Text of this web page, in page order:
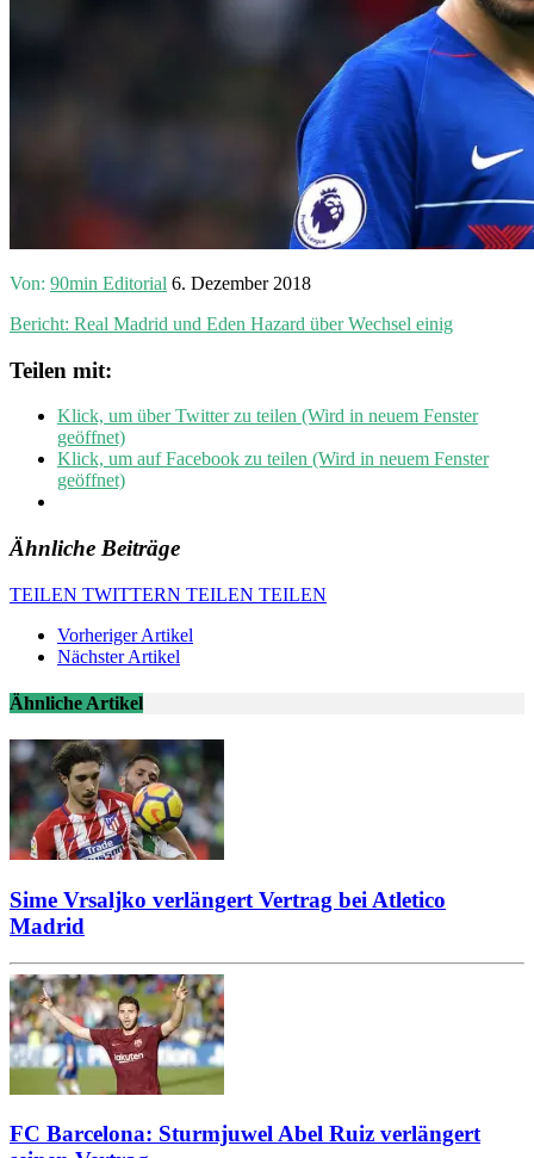
Von: 90min Editorial 6. Dezember 2018
Bericht: Real Madrid und Eden Hazard über Wechsel einig
Teilen mit:
Klick, um über Twitter zu teilen (Wird in neuem Fenster
geöffnet)
Klick, um auf Facebook zu teilen (Wird in neuem Fenster
geöffnet)
Ähnliche Beiträge
TEILEN TWITTERN TEILEN TEILEN
Vorheriger Artikel
Nächster Artikel
Ähnliche Artikel
Sime Vrsaljko verlängert Vertrag bei Atletico
Madrid
FC Barcelona: Sturmjuwel Abel Ruiz verlängert